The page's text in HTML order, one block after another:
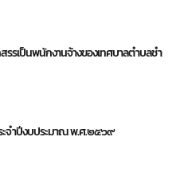
รรเป็นพนักงานจ้างของเทศบาลตำบลชำ
ะจำปีงบประมาณ พ.ศ.๒๕๖๙